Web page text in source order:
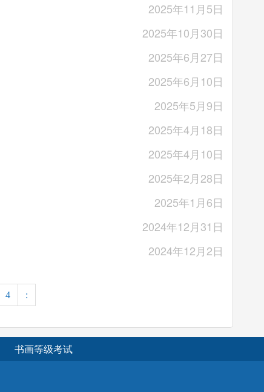
2025年11月5日
2025年10月30日
2025年6月27日
2025年6月10日
2025年5月9日
2025年4月18日
2025年4月10日
2025年2月28日
2025年1月6日
2024年12月31日
2024年12月2日
4 :
书画等级考试